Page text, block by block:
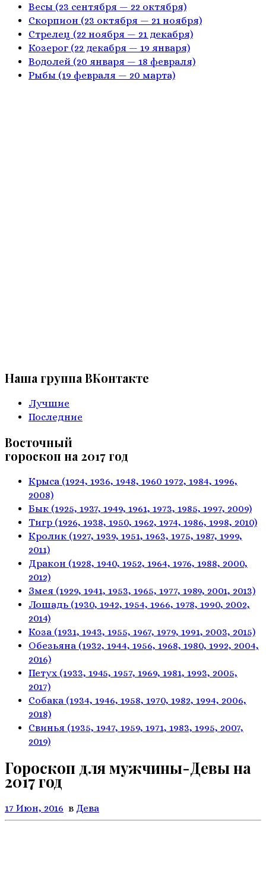
Весы (23 сентября — 22 октября)
Скорпион (23 октября — 21 ноября)
Стрелец (22 ноября — 21 декабря)
Козерог (22 декабря — 19 января)
Водолей (20 января — 18 февраля)
Рыбы (19 февраля — 20 марта)
Наша группа ВКонтакте
Лучшие
Последние
Восточный
гороскоп на 2017 год
Крыса (1924, 1936, 1948, 1960 1972, 1984, 1996,
2008)
Бык (1925, 1937, 1949, 1961, 1973, 1985, 1997, 2009)
Тигр (1926, 1938, 1950, 1962, 1974, 1986, 1998, 2010)
Кролик (1927, 1939, 1951, 1963, 1975, 1987, 1999,
2011)
Дракон (1928, 1940, 1952, 1964, 1976, 1988, 2000,
2012)
Змея (1929, 1941, 1953, 1965, 1977, 1989, 2001, 2013)
Лошадь (1930, 1942, 1954, 1966, 1978, 1990, 2002,
2014)
Коза (1931, 1943, 1955, 1967, 1979, 1991, 2003, 2015)
Обезьяна (1932, 1944, 1956, 1968, 1980, 1992, 2004,
2016)
Петух (1933, 1945, 1957, 1969, 1981, 1993, 2005,
2017)
Собака (1934, 1946, 1958, 1970, 1982, 1994, 2006,
2018)
Свинья (1935, 1947, 1959, 1971, 1983, 1995, 2007,
2019)
Гороскоп для мужчины-Девы на
2017 год
17 Июн, 2016 в Дева